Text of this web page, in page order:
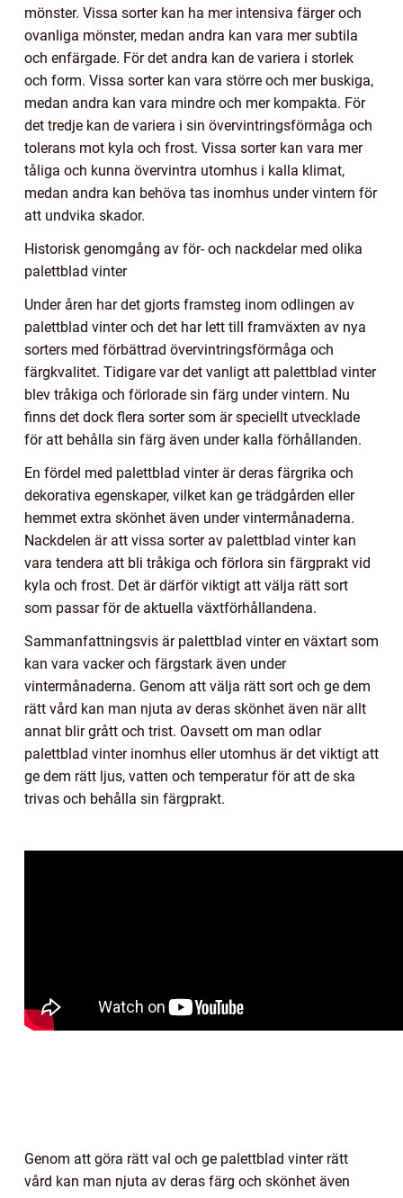
mönster. Vissa sorter kan ha mer intensiva färger och
ovanliga mönster, medan andra kan vara mer subtila
och enfärgade. För det andra kan de variera i storlek
och form. Vissa sorter kan vara större och mer buskiga,
medan andra kan vara mindre och mer kompakta. För
det tredje kan de variera i sin övervintringsförmåga och
tolerans mot kyla och frost. Vissa sorter kan vara mer
tåliga och kunna övervintra utomhus i kalla klimat,
medan andra kan behöva tas inomhus under vintern för
att undvika skador.
Historisk genomgång av för- och nackdelar med olika
palettblad vinter
Under åren har det gjorts framsteg inom odlingen av
palettblad vinter och det har lett till framväxten av nya
sorters med förbättrad övervintringsförmåga och
färgkvalitet. Tidigare var det vanligt att palettblad vinter
blev tråkiga och förlorade sin färg under vintern. Nu
finns det dock flera sorter som är speciellt utvecklade
för att behålla sin färg även under kalla förhållanden.
En fördel med palettblad vinter är deras färgrika och
dekorativa egenskaper, vilket kan ge trädgården eller
hemmet extra skönhet även under vintermånaderna.
Nackdelen är att vissa sorter av palettblad vinter kan
vara tendera att bli tråkiga och förlora sin färgprakt vid
kyla och frost. Det är därför viktigt att välja rätt sort
som passar för de aktuella växtförhållandena.
Sammanfattningsvis är palettblad vinter en växtart som
kan vara vacker och färgstark även under
vintermånaderna. Genom att välja rätt sort och ge dem
rätt vård kan man njuta av deras skönhet även när allt
annat blir grått och trist. Oavsett om man odlar
palettblad vinter inomhus eller utomhus är det viktigt att
ge dem rätt ljus, vatten och temperatur för att de ska
trivas och behålla sin färgprakt.
Genom att göra rätt val och ge palettblad vinter rätt
vård kan man njuta av deras färg och skönhet även